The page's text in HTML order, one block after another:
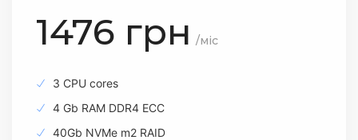
1476 грн /міс
3 CPU cores
4 Gb RAM DDR4 ECC
40Gb NVMe m2 RAID